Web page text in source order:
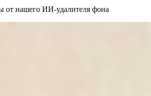
от нашего ИИ-удалителя фона